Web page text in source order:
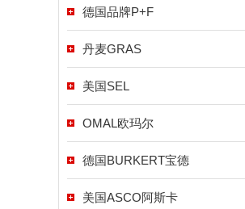
德国品牌P+F
丹麦GRAS
美国SEL
OMAL欧玛尔
德国BURKERT宝德
美国ASCO阿斯卡